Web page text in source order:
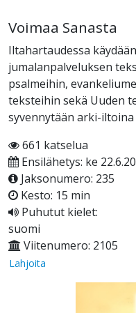
Voimaa Sanasta
Iltahartaudessa
jumalanpalveluksen
psalmeihin,
teksteihin sekä Uuden
syvennytään arki-
661 katselua
Ensilähetys: ke
Jaksonumero: 235
Kesto: 15 min
Puhutut kielet:
suomi
Viitenumero: 2105
Lahjoita